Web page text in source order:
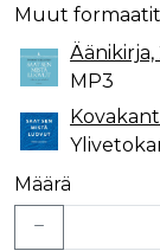
Muut
Äänikirja,
MP3
Määrä